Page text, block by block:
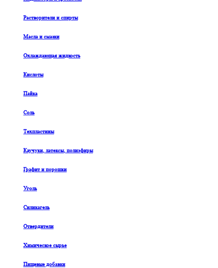
Растворители и спирты
Масла и смазки
Охлаждающая жидкость
Кислоты
Пайка
Соль
Техпластины
Каучуки, латексы, полиэфиры
Графит и порошки
Уголь
Силикагель
Отвердители
Химическое сырье
Пищевые добавки